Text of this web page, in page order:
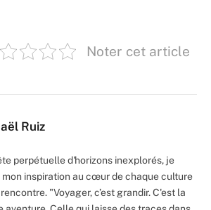
Noter cet article
Ruiz
perpétuelle d'horizons inexplorés, je
mon inspiration au cœur de chaque culture
"Voyager, c’est grandir. C'est la